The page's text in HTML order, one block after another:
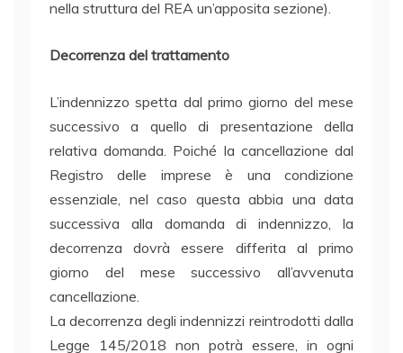
nella struttura del REA un’apposita sezione).
Decorrenza del trattamento
L’indennizzo spetta dal primo giorno del mese
successivo a quello di presentazione della
relativa domanda. Poiché la cancellazione dal
Registro delle imprese è una condizione
essenziale, nel caso questa abbia una data
successiva alla domanda di indennizzo, la
decorrenza dovrà essere differita al primo
giorno del mese successivo all’avvenuta
cancellazione.
La decorrenza degli indennizzi reintrodotti dalla
Legge 145/2018 non potrà essere, in ogni